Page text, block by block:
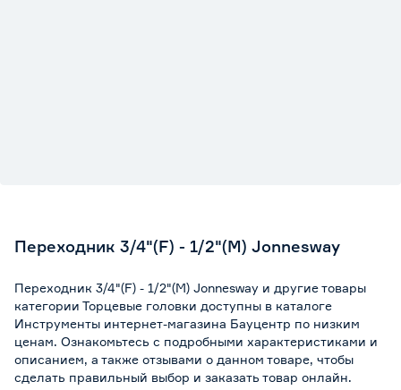
Переходник 3/4"(F) - 1/2"(M) Jonnesway
Переходник 3/4"(F) - 1/2"(M) Jonnesway и другие товары
категории Торцевые головки доступны в каталоге
Инструменты интернет-магазина Бауцентр по низким
ценам. Ознакомьтесь с подробными характеристиками и
описанием, а также отзывами о данном товаре, чтобы
сделать правильный выбор и заказать товар онлайн.